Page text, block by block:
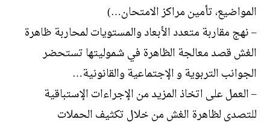
المواضيع، تأمين مراكز الامتحان…)
– نهج مقاربة متعدد الأبعاد والمستويات لمحاربة ظاهرة
الغش قصد معالجة الظاهرة في شموليتها تستحضر
الجوانب التربوية و الإجتماعية والقانونية…
– العمل على اتخاذ المزيد من الإجراءات الإستباقية
للتصدي لظاهرة الغش من خلال تكثيف الحملات